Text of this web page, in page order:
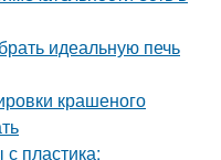
идеальную печь
крашеного
пластика: